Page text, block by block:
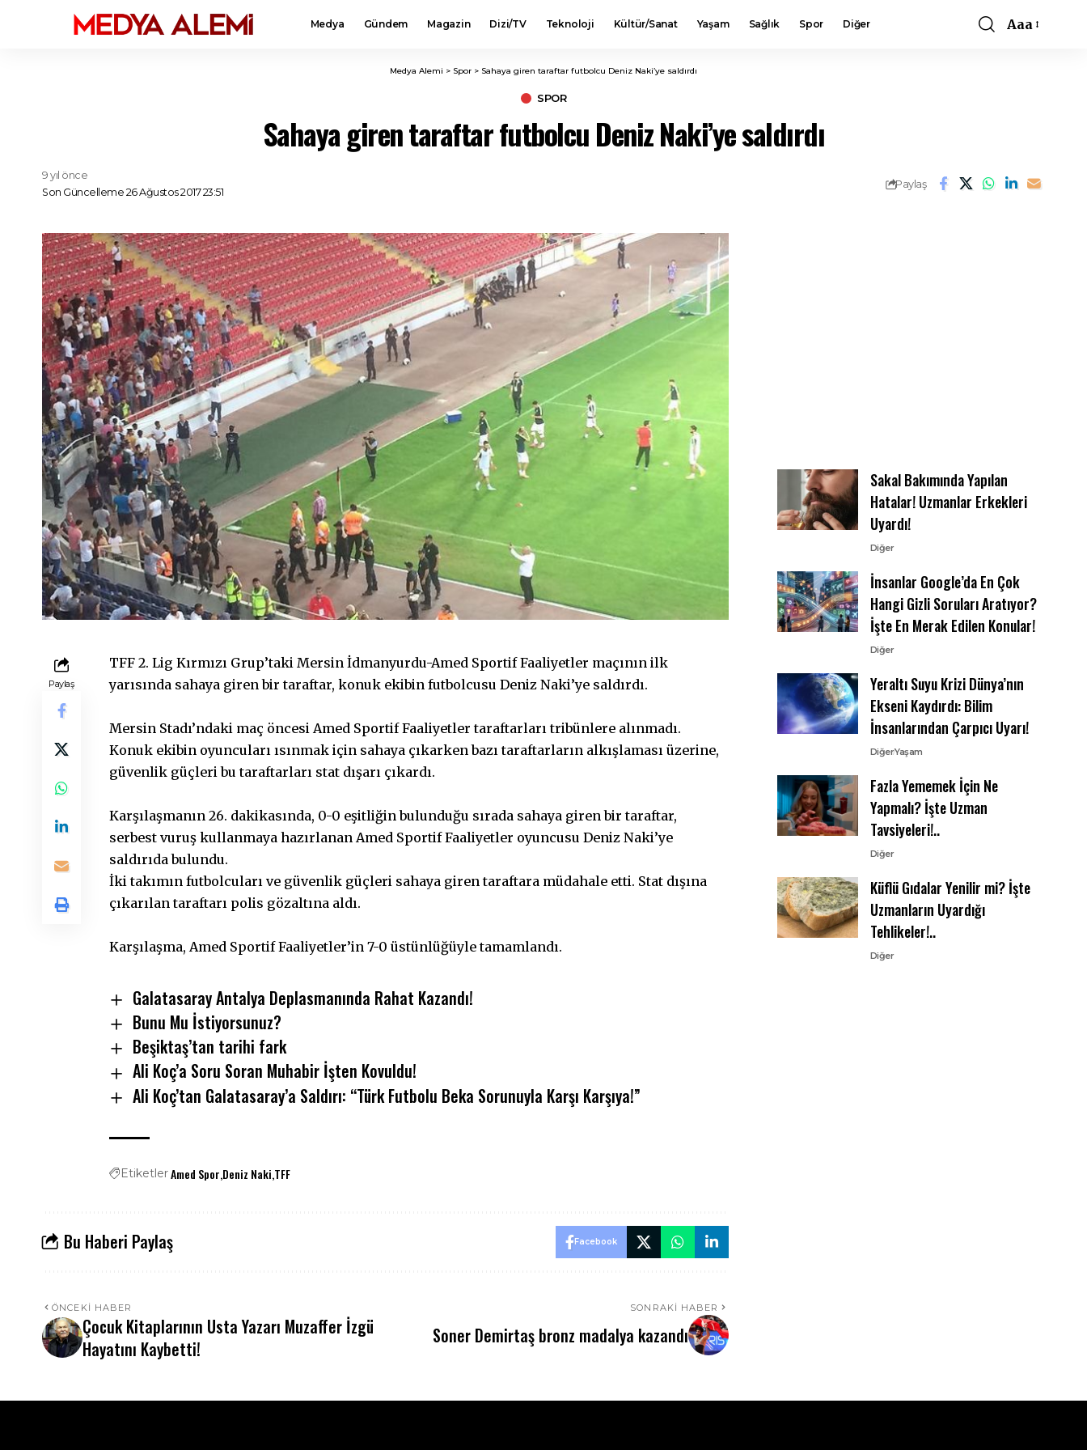
Medya Gündem Magazin Dizi/TV Teknoloji Kültür/Sanat Yaşam Sağlık Spor Diğer
Font
Aaa
Medya Alemi > Spor > Sahaya giren taraftar futbolcu Deniz Naki’ye saldırdı
SPOR
Sahaya giren taraftar futbolcu Deniz Naki’ye saldırdı
Son Güncelleme 26 Ağustos 2017 23:51
9 yıl önce
Paylaş
Paylaş
TFF 2. Lig Kırmızı Grup’taki Mersin İdmanyurdu-Amed Sportif Faaliyetler maçının ilk
yarısında sahaya giren bir taraftar, konuk ekibin futbolcusu Deniz Naki’ye saldırdı.
Mersin Stadı’ndaki maç öncesi Amed Sportif Faaliyetler taraftarları tribünlere alınmadı.
Konuk ekibin oyuncuları ısınmak için sahaya çıkarken bazı taraftarların alkışlaması üzerine,
güvenlik güçleri bu taraftarları stat dışarı çıkardı.
Karşılaşmanın 26. dakikasında, 0-0 eşitliğin bulunduğu sırada sahaya giren bir taraftar,
serbest vuruş kullanmaya hazırlanan Amed Sportif Faaliyetler oyuncusu Deniz Naki’ye
saldırıda bulundu.
İki takımın futbolcuları ve güvenlik güçleri sahaya giren taraftara müdahale etti. Stat dışına
çıkarılan taraftarı polis gözaltına aldı.
Karşılaşma, Amed Sportif Faaliyetler’in 7-0 üstünlüğüyle tamamlandı.
Galatasaray Antalya Deplasmanında Rahat Kazandı!
Bunu Mu İstiyorsunuz?
Beşiktaş’tan tarihi fark
Ali Koç’a Soru Soran Muhabir İşten Kovuldu!
Ali Koç’tan Galatasaray’a Saldırı: “Türk Futbolu Beka Sorunuyla Karşı Karşıya!”
EtiketlerAmed Spor Deniz Naki TFF
Bu Haberi Paylaş Facebook
ÖNCEKI HABER
Çocuk Kitaplarının Usta Yazarı Muzaffer İzgü
Hayatını Kaybetti!
SONRAKI HABER
Soner Demirtaş bronz madalya kazandı
Sakal Bakımında Yapılan
Hatalar! Uzmanlar Erkekleri
Uyardı!
Diğer
İnsanlar Google’da En Çok
Hangi Gizli Soruları Aratıyor?
İşte En Merak Edilen Konular!
Diğer
Yeraltı Suyu Krizi Dünya’nın
Ekseni Kaydırdı: Bilim
İnsanlarından Çarpıcı Uyarı!
DiğerYaşam
Fazla Yememek İçin Ne
Yapmalı? İşte Uzman
Tavsiyeleri!..
Diğer
Küflü Gıdalar Yenilir mi? İşte
Uzmanların Uyardığı
Tehlikeler!..
Diğer